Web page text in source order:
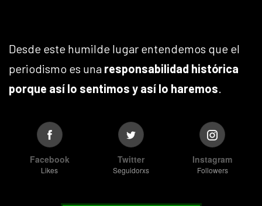
Desde este humilde lugar entendemos que el
periodismo es una responsabilidad histórica
porque así lo sentimos y así lo haremos
Facebook
Likes
Twitter
Seguidorxs
Instagram
Followers